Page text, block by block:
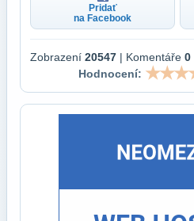
Pridať
na Facebook
Zobrazení 20547 | Komentáře 0
Hodnocení: